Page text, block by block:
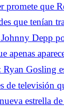
promete que
que tenían
comunes
Depp
basada en
apenas
Gosling
al MCU
de televisión
vez estrella